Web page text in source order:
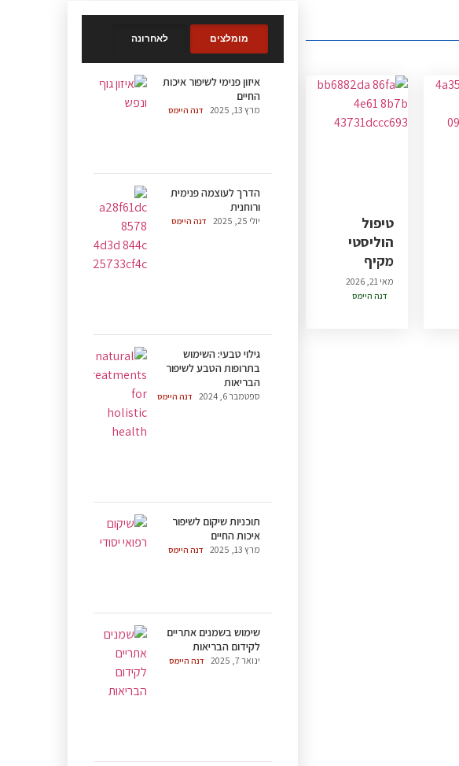
טיפול
הוליסטי
מקיף
דנה היימס
מאי 21, 2026
מומלצים לאחרונה
איזון פנימי לשיפור איכות
החיים
דנה היימס מרץ 13, 2025
הדרך לעוצמה פנימית
ורוחנית
דנה היימס יולי 25, 2025
גילוי טבעי: השימוש
בתרופות הטבע לשיפור
הבריאות
דנה היימס ספטמבר 6, 2024
תוכניות שיקום לשיפור
איכות החיים
דנה היימס מרץ 13, 2025
שימוש בשמנים אתריים
לקידום הבריאות
דנה היימס ינואר 7, 2025